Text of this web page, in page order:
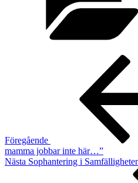
Inläggsnavigering
Föregående
mamma jobbar inte här…”
Nästa
Nästa Sophantering i